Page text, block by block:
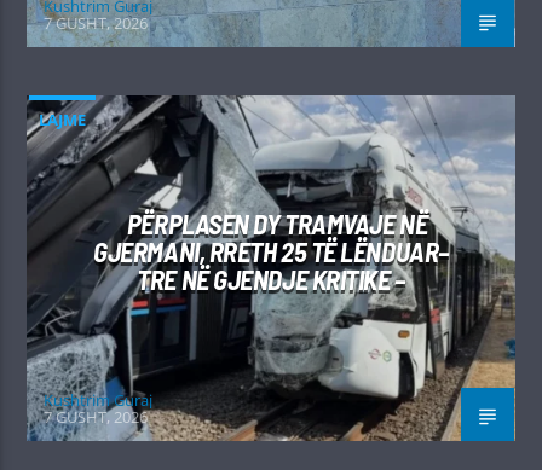
Kushtrim Guraj
7 GUSHT, 2026
LAJME
PËRPLASEN DY TRAMVAJE NË
GJERMANI, RRETH 25 TË LËNDUAR–
TRE NË GJENDJE KRITIKE –
Kushtrim Guraj
7 GUSHT, 2026